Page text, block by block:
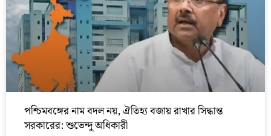
পশ্চিমবঙ্গের নাম বদল নয়, ঐতিহ্য বজায় রাখার সিদ্ধান্ত
সরকারের: শুভেন্দু অধিকারী